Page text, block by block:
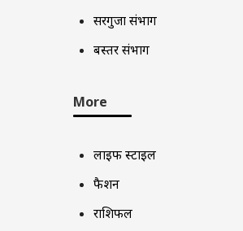
सरगुजा संभाग
बस्तर संभाग
More
लाइफ स्टाइल
फैशन
राशिफल